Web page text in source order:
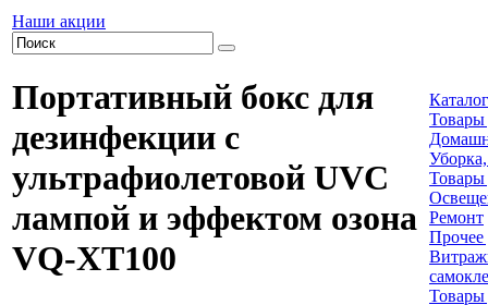
Наши акции
Портативный бокс для
дезинфекции с
ультрафиолетовой UVC
лампой и эффектом озона
VQ-XT100
Товары
Товары
Ремонт
Прочее
Товары